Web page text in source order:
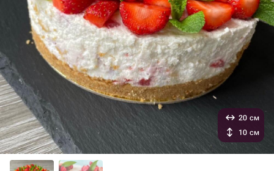
20 см
10 см